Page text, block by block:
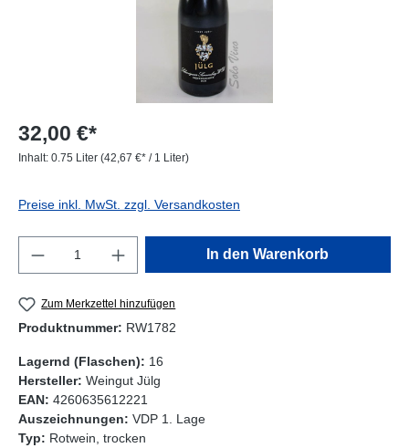
32,00 €*
Inhalt: 0.75 Liter (42,67 €* / 1 Liter)
Preise inkl. MwSt. zzgl. Versandkosten
Produkt Anzahl: Gib den gewünschten
In den Warenkorb
Zum Merkzettel hinzufügen
Produktnummer: RW1782
Lagernd (Flaschen): 16
Hersteller: Weingut Jülg
EAN: 4260635612221
Auszeichnungen: VDP 1. Lage
Typ: Rotwein, trocken